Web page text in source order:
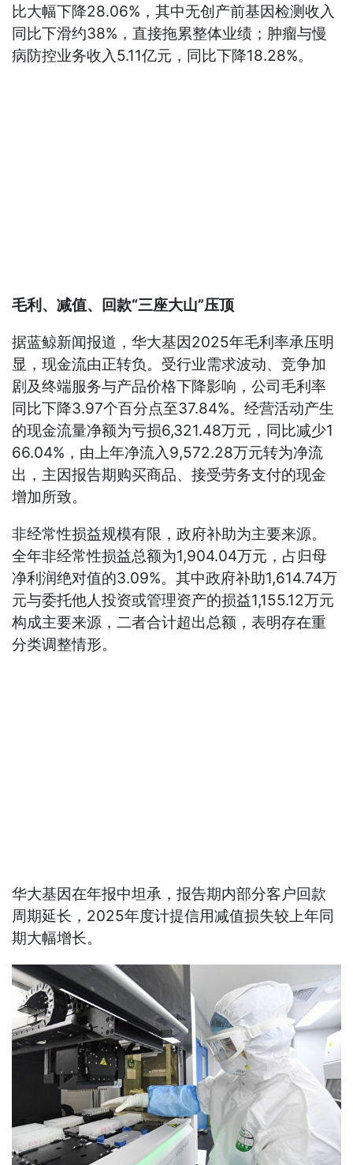
比大幅下降28.06%，其中无创产前基因检测收入
同比下滑约38%，直接拖累整体业绩；肿瘤与慢
病防控业务收入5.11亿元，同比下降18.28%。
毛利、减值、回款“三座大山”压顶
据蓝鲸新闻报道，华大基因2025年毛利率承压明
显，现金流由正转负。受行业需求波动、竞争加
剧及终端服务与产品价格下降影响，公司毛利率
同比下降3.97个百分点至37.84%。经营活动产生
的现金流量净额为亏损6,321.48万元，同比减少1
66.04%，由上年净流入9,572.28万元转为净流
出，主因报告期购买商品、接受劳务支付的现金
增加所致。
非经常性损益规模有限，政府补助为主要来源。
全年非经常性损益总额为1,904.04万元，占归母
净利润绝对值的3.09%。其中政府补助1,614.74万
元与委托他人投资或管理资产的损益1,155.12万元
构成主要来源，二者合计超出总额，表明存在重
分类调整情形。
华大基因在年报中坦承，报告期内部分客户回款
周期延长，2025年度计提信用减值损失较上年同
期大幅增长。